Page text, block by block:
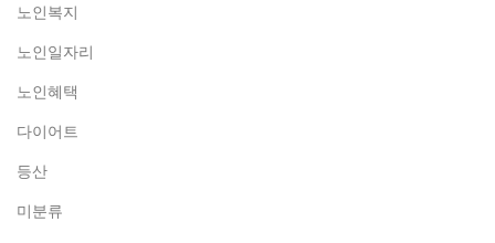
노인복지
노인일자리
노인혜택
다이어트
등산
미분류